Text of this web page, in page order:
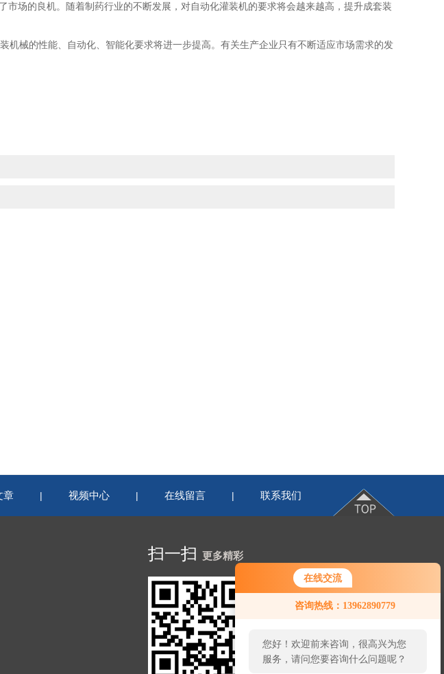
在线交流
咨询热线：13962890779
您好！欢迎前来咨询，很高兴为您
服务，请问您要咨询什么问题呢？
市场的良机。随着制药行业的不断发展，对自动化灌装机的要求将会越来越高，提升成套装
械的性能、自动化、智能化要求将进一步提高。有关生产企业只有不断适应市场需求的发
章 | 视频中心 | 在线留言 | 联系我们
扫一扫 更多精彩